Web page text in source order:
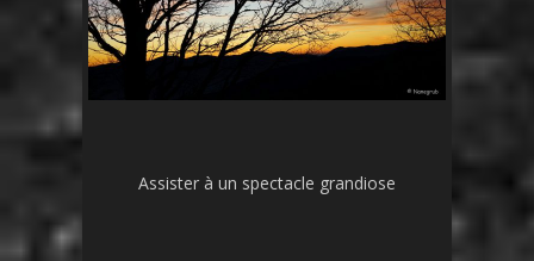
Assister à un spectacle grandiose